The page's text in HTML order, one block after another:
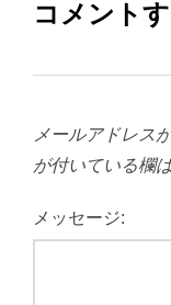
コメント
メールアドレス
が付いている欄
メッセージ: